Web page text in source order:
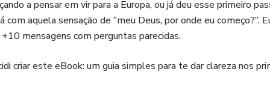
a pensar em vir para a Europa, ou já deu esse primeiro
aquela sensação de “meu Deus, por onde eu começo?”.
mensagens com perguntas parecidas.
criar este eBook: um guia simples para te dar clareza nos